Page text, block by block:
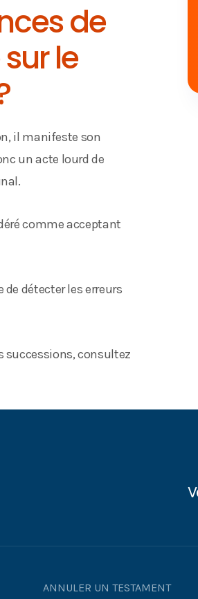
de
le
il manifeste son
un acte lourd de
comme acceptant
de détecter les erreurs
successions, consultez
ANNULER UN TESTAMENT